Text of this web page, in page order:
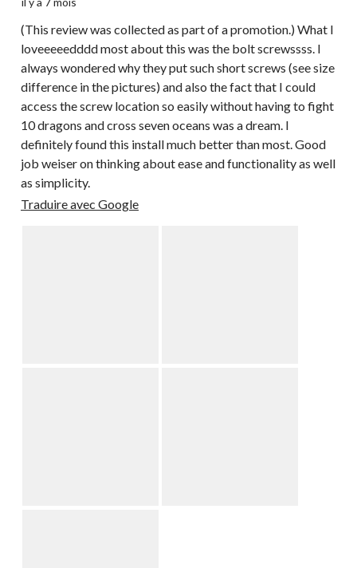
(This review was collected as part of a promotion.) What I
loveeeeedddd most about this was the bolt screwssss. I
always wondered why they put such short screws (see size
difference in the pictures) and also the fact that I could
access the screw location so easily without having to fight
10 dragons and cross seven oceans was a dream. I
definitely found this install much better than most. Good
job weiser on thinking about ease and functionality as well
as simplicity.
Traduire avec Google